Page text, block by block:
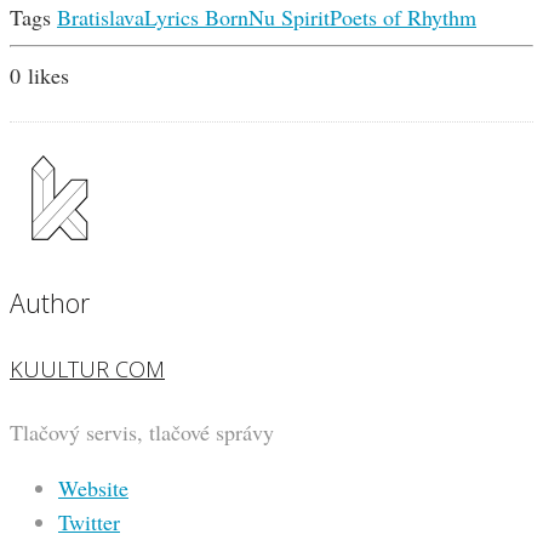
Tags BratislavaLyrics BornNu SpiritPoets of Rhythm
0 likes
Author
KUULTUR COM
Tlačový servis, tlačové správy
Website
Twitter